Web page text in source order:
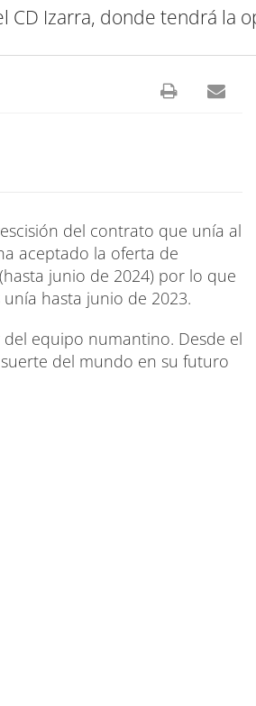
CD Izarra, donde tendrá la
del contrato que unía al
aceptado la oferta de
junio de 2024) por lo que
hasta junio de 2023.
equipo numantino. Desde el
del mundo en su futuro